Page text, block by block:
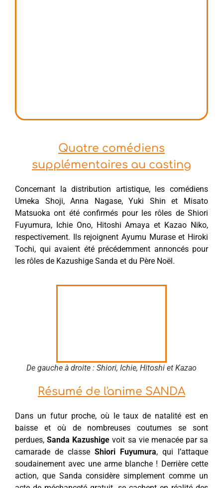
Quatre comédiens
supplémentaires au casting
Concernant la distribution artistique, les comédiens
Umeka Shoji, Anna Nagase, Yuki Shin et Misato
Matsuoka ont été confirmés pour les rôles de Shiori
Fuyumura, Ichie Ono, Hitoshi Amaya et Kazao Niko,
respectivement. Ils rejoignent Ayumu Murase et Hiroki
Tochi, qui avaient été précédemment annoncés pour
les rôles de Kazushige Sanda et du Père Noël.
De gauche à droite : Shiori, Ichie, Hitoshi et Kazao
Résumé de l'anime SANDA
Dans un futur proche, où le taux de natalité est en
baisse et où de nombreuses coutumes se sont
perdues,Sanda Kazushige voit sa vie menacée par sa
camarade de classe Shiori Fuyumura, qui l’attaque
soudainement avec une arme blanche ! Derrière cette
action, que Sanda considère simplement comme un